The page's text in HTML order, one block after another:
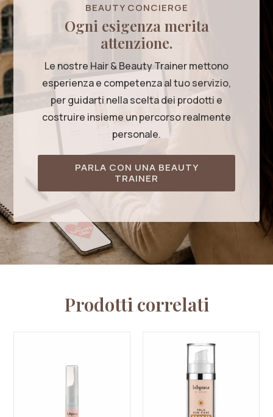
BEAUTY CONCIERGE
Ogni esigenza merita
attenzione.
Le nostre Hair & Beauty Trainer mettono
esperienza e competenza al tuo servizio,
per guidarti nella scelta dei prodotti e
costruire insieme un percorso realmente
personale.
PARLA CON UNA BEAUTY
TRAINER
Prodotti correlati